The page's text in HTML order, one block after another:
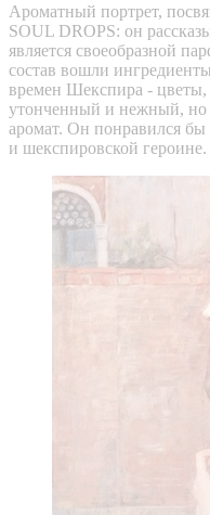
Ароматный портрет,
SOUL DROPS: он
является своеобразной
состав вошли
времен Шекспира - цветы,
утонченный и нежный, но
аромат. Он понравился
и шекспировской героине.